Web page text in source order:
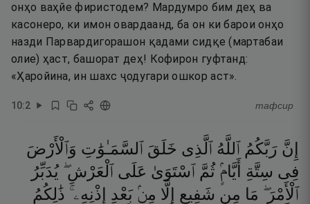
онҳо ваҳйе фиристодем? Мардумро бим деҳ ва
касонеро, ки имон овардаанд, ба он ки барои онҳо
назди Парвардигорашон қадами сидқе (мартабаи
олие) ҳаст, башорат деҳ! Кофирон гуфтанд:
«Ҳаройина, ин шахс ҷодугари ошкор аст».
10:2 тафсир
إِنَّ رَبَّكُمُ ٱللَّهُ ٱلَّذِى خَلَقَ ٱلسَّمَـٰوَٰتِ وَٱلْأَرْضَ
فِى سِتَّةِ أَيَّامٍۢ ثُمَّ ٱسْتَوَىٰ عَلَى ٱلْعَرْشِ ۖ يُدَبِّرُ
ٱلْأَمْرَ ۖ مَا مِن شَفِيعٍ إِلَّا مِنۢ بَعْدِ إِذْنِهِۦ ۚ ذَٰلِكُمُ